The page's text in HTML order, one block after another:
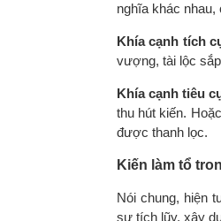
nghĩa khác
Khía cạnh tích
vượng, tài lộc
Khía cạnh tiêu
thu hút kiến.
được thanh lọc.
Kiến làm tổ
Nói chung, hiện
sự tích lũy, xây